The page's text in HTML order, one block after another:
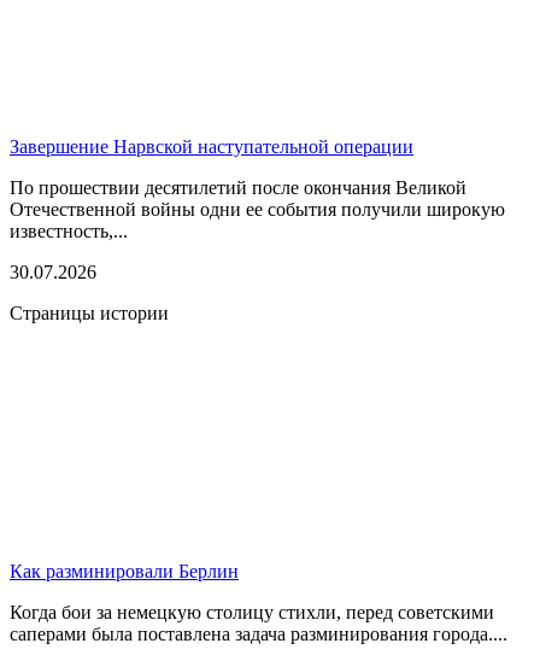
Завершение Нарвской наступательной операции
По прошествии десятилетий после окончания Великой
Отечественной войны одни ее события получили широкую
известность,...
30.07.2026
Страницы истории
Как разминировали Берлин
Когда бои за немецкую столицу стихли, перед советскими
саперами была поставлена задача разминирования города....